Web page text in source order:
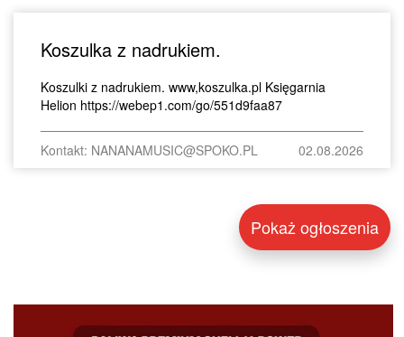
Koszulka z nadrukiem.
Koszulki z nadrukiem. www,koszulka.pl Księgarnia
Helion https://webep1.com/go/551d9faa87
Kontakt: NANANAMUSIC@SPOKO.PL 02.08.2026
Pokaż ogłoszenia